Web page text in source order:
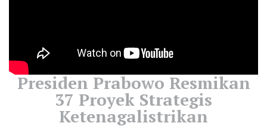
Presiden Prabowo Resmikan
37 Proyek Strategis
Ketenagalistrikan